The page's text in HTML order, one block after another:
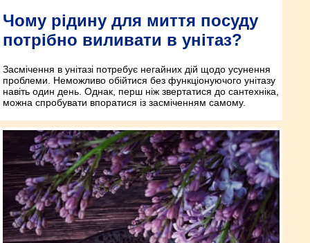
Чому рідину для миття посуду
потрібно виливати в унітаз?
Засмічення в унітазі потребує негайних дій щодо усунення
проблеми. Неможливо обійтися без функціонуючого унітазу
навіть один день. Однак, перш ніж звертатися до сантехніка,
можна спробувати впоратися із засміченням самому.